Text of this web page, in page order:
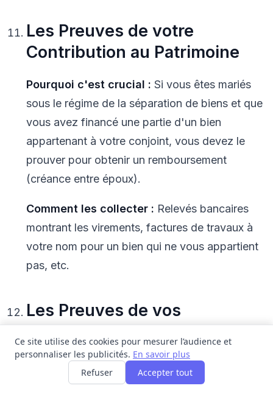
Les Preuves de votre
Contribution au Patrimoine
Pourquoi c'est crucial : Si vous êtes mariés
sous le régime de la séparation de biens et que
vous avez financé une partie d'un bien
appartenant à votre conjoint, vous devez le
prouver pour obtenir un remboursement
(créance entre époux).
Comment les collecter : Relevés bancaires
montrant les virements, factures de travaux à
votre nom pour un bien qui ne vous appartient
pas, etc.
Les Preuves de vos
Tentatives de Résolution
Amiable
Pourquoi c'est crucial :Montrer au juge que
Ce site utilise des cookies pour mesurer l’audience et
personnaliser les publicités. En savoir plus
Refuser
Accepter tout